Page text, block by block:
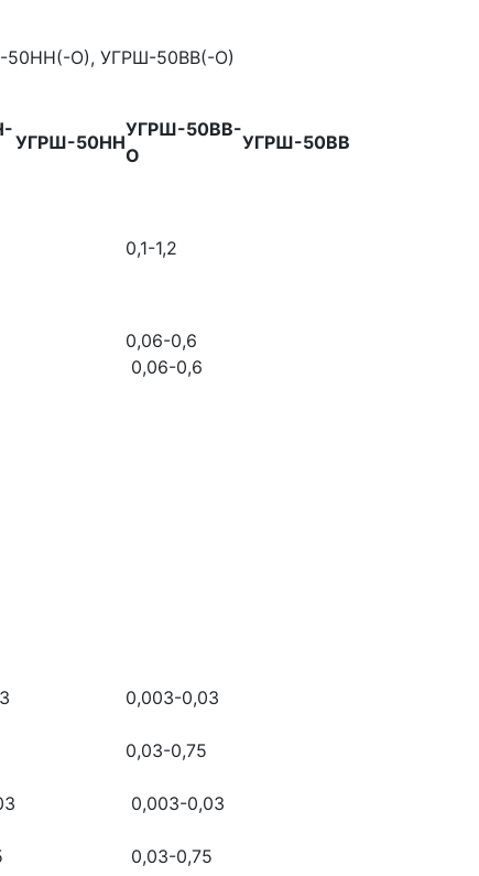
УГРШ-50НН
УГРШ-50ВВ-
О
УГРШ-50ВВ
0,1-1,2
0,06-0,6
0,06-0,6
0,003-0,03
0,03-0,75
0,003-0,03
0,03-0,75